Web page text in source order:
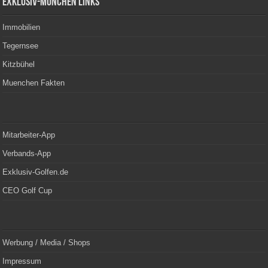
Immobilien
Tegernsee
Kitzbühel
Muenchen Fakten
Mitarbeiter-App
Verbands-App
Exklusiv-Golfen.de
CEO Golf Cup
Werbung / Media / Shops
Impressum